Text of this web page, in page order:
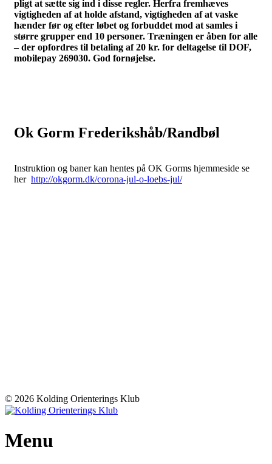
pligt at sætte sig ind i disse regler. Herfra fremhæves
vigtigheden af at holde afstand, vigtigheden af at vaske
hænder før og efter løbet og forbuddet mod at samles i
større grupper end 10 personer. Træningen er åben for alle
– der opfordres til betaling af 20 kr. for deltagelse til DOF,
mobilepay 269030. God fornøjelse.
Ok Gorm Frederikshåb/Randbøl
Instruktion og baner kan hentes på OK Gorms hjemmeside se
her http://okgorm.dk/corona-jul-o-loebs-jul/
© 2026 Kolding Orienterings Klub
Menu